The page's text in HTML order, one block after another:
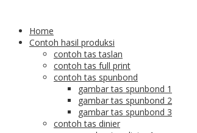
Home
Contoh hasil produksi
contoh tas taslan
contoh tas full print
contoh tas spunbond
gambar tas spunbond 1
gambar tas spunbond 2
gambar tas spunbond 3
contoh tas dinier